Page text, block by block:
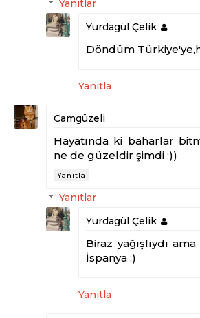
Yanıtlar
Yurdagül Çelik
Döndüm
Yanıtla
Camgüzeli
Hayatında ki baharlar
ne de güzeldir şimdi :))
Yanıtla
Yanıtlar
Yurdagül Çelik
Biraz yağışlıydı
İspanya :)
Yanıtla